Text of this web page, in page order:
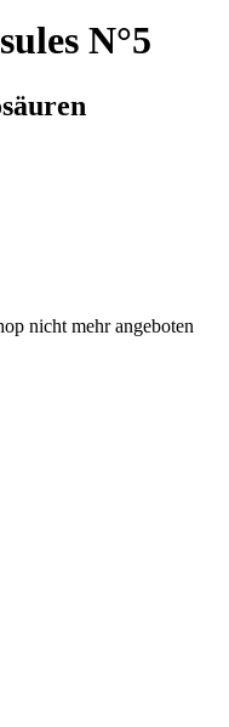
N°5
nicht mehr angeboten